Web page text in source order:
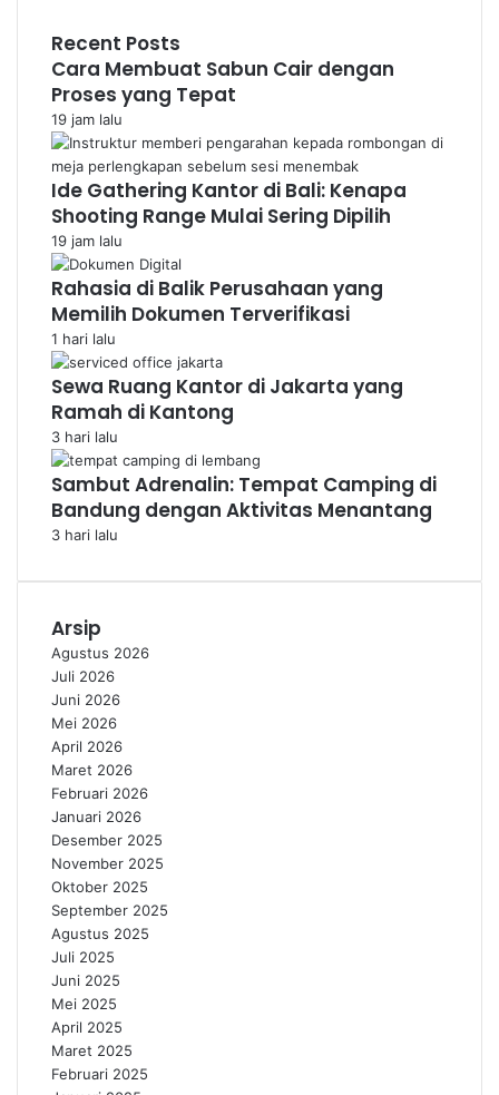
Recent Posts
Cara Membuat Sabun Cair dengan
Proses yang Tepat
19 jam lalu
Ide Gathering Kantor di Bali: Kenapa
Shooting Range Mulai Sering Dipilih
19 jam lalu
Rahasia di Balik Perusahaan yang
Memilih Dokumen Terverifikasi
1 hari lalu
Sewa Ruang Kantor di Jakarta yang
Ramah di Kantong
3 hari lalu
Sambut Adrenalin: Tempat Camping di
Bandung dengan Aktivitas Menantang
3 hari lalu
Arsip
Agustus 2026
Juli 2026
Juni 2026
Mei 2026
April 2026
Maret 2026
Februari 2026
Januari 2026
Desember 2025
November 2025
Oktober 2025
September 2025
Agustus 2025
Juli 2025
Juni 2025
Mei 2025
April 2025
Maret 2025
Februari 2025